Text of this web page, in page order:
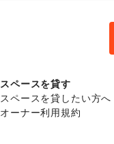
スペースを貸す
スペースを貸したい方へ
オーナー利用規約